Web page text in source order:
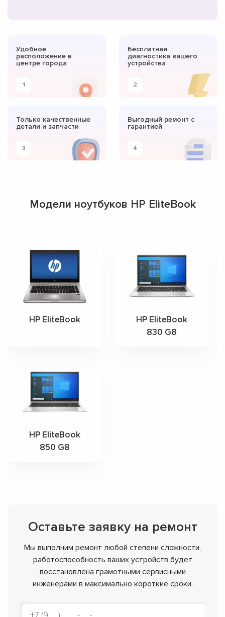
Удобное
расположение в
центре города
1
Бесплатная
диагностика вашего
устройства
2
Только качественные
детали и запчасти
3
Выгодный ремонт с
гарантией
4
Модели ноутбуков HP EliteBook
HP EliteBook
HP EliteBook
830 G8
HP EliteBook
850 G8
Оставьте заявку на ремонт
Мы выполним ремонт любой степени сложности,
работоспособность ваших устройств будет
восстановлена грамотными сервисными
инженерами в максимально короткие сроки.